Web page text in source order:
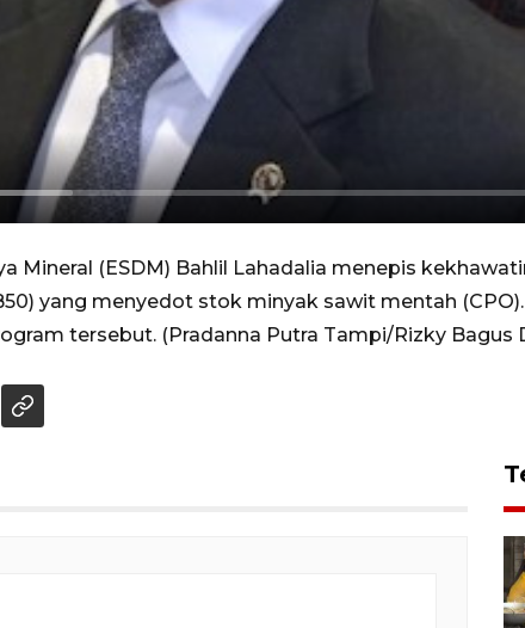
Mineral (ESDM) Bahlil Lahadalia menepis
yang menyedot stok minyak sawit mentah
tersebut. (Pradanna Putra Tampi/Rizky Bagus